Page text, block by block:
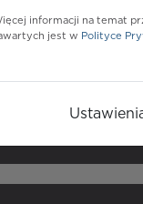
informacji na temat
jest w Polityce